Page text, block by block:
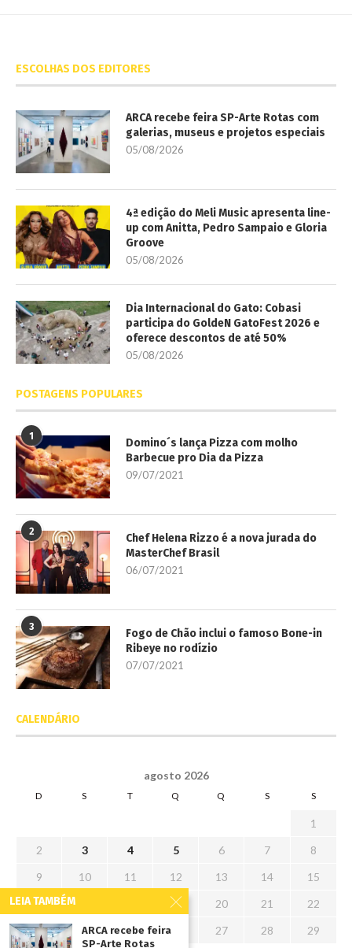
ESCOLHAS DOS EDITORES
ARCA recebe feira SP-Arte Rotas com
galerias, museus e projetos especiais
05/08/2026
4ª edição do Meli Music apresenta line-
up com Anitta, Pedro Sampaio e Gloria
Groove
05/08/2026
Dia Internacional do Gato: Cobasi
participa do GoldeN GatoFest 2026 e
oferece descontos de até 50%
05/08/2026
POSTAGENS POPULARES
1
Domino´s lança Pizza com molho
Barbecue pro Dia da Pizza
09/07/2021
2
Chef Helena Rizzo é a nova jurada do
MasterChef Brasil
06/07/2021
3
Fogo de Chão inclui o famoso Bone-in
Ribeye no rodízio
07/07/2021
CALENDÁRIO
agosto 2026
D S T Q Q S S
1
2
3 4 5 6 7
8
9
10 11 12 13 14
15
16
19 20 21
22
23
24 25 26 27 28 29
LEIA TAMBÉM
ARCA recebe feira
SP-Arte Rotas